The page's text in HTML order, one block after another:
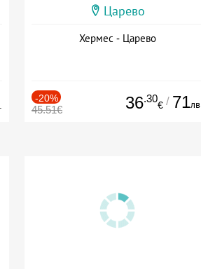
Царево
Хермес - Царево
-20%
45.51€ 36.30
€ / 71лв.